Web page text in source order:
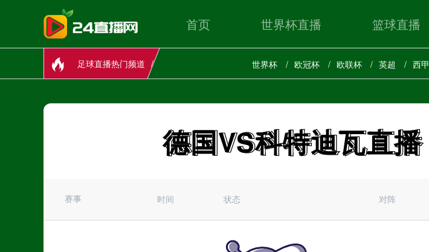
首页 世界杯直播 篮球直播
足球直播热门频道 世界杯 欧冠杯 欧联杯 英超 西甲
德国VS科特迪瓦直播
德国VS科特迪瓦直播
赛事 时间 状态 对阵